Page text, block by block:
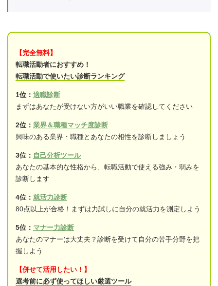
【完全無料】
転職活動者におすすめ！
転職活動で使いたい診断ランキング
1位： 適職診断
まずはあなたが受けない方がいい職業を確認してください
2位： 業界＆職種マッチ度診断
興味のある業界・職種とあなたの相性を診断しましょう
3位： 自己分析ツール
あなたの基本的な性格から、転職活動で使える強み・弱みを
診断します
4位： 就活力診断
80点以上が合格！まずは力試しに自分の就活力を測定しよう
5位： マナー力診断
あなたのマナーは大丈夫？診断を受けて自分の苦手分野を把
握しよう
【併せて活用したい！】
選考前に必ず使ってほしい厳選ツール